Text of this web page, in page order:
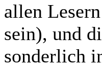
allen
sein), und
sonderlich